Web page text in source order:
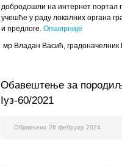
добродошли на интернет портал
учешће у раду локалних органа
и предлоге.Опширније
мр Владан Васић, градоначелник
Обавештење за
Iуз-60/2021
Објављено 26 фебруар 2024